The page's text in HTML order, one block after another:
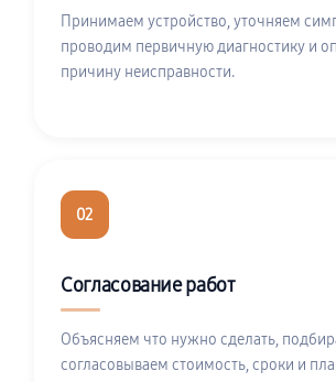
Принимаем устройство, уточняем
проводим первичную диагностику и
причину неисправности.
02
Согласование работ
Объясняем что нужно сделать,
согласовываем стоимость, сроки и